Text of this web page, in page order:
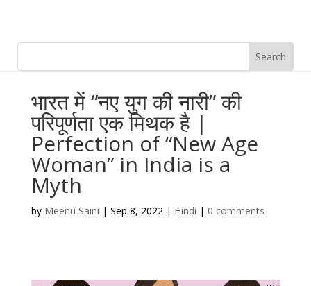
भारत में “नए युग की नारी” की
परिपूर्णता एक मिथक है |
Perfection of “New Age
Woman” in India is a
Myth
by Meenu Saini | Sep 8, 2022| Hindi | 0 comments